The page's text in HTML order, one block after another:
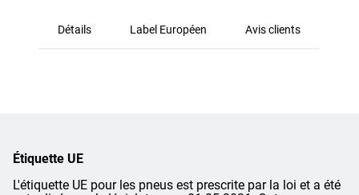
Détails Label Européen Avis clients
Étiquette UE
L'étiquette UE pour les pneus est prescrite par la loi et a été